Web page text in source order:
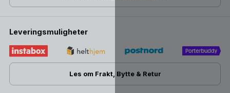
Leveringsmuligheter
Les om Frakt, Bytte & Retur